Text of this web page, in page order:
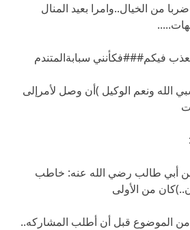
من الخيال..وامرا بعيد المنال
فيكم###فكأنني سبابةالمتندم
الله ونعم الوكيل )أن وصل لأمرإلى
بن أبي طالب رضي الله عنه: خاطب
من الأولى
من الموضوع قبل أن أطلب المشاركه..